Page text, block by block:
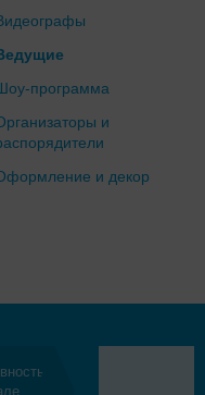
программа
и
и декор